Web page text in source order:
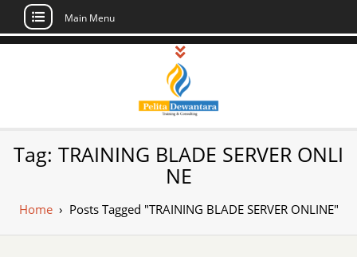
Skip
Main Menu
Pusat Pelatihan
dan Sertifikasi –
Daftar Training
Indonesia
Sertifikasi di Indonesia
Tag: TRAINING BLADE SERVER ONLI
NE
Home› Posts Tagged "TRAINING BLADE SERVER ONLINE"